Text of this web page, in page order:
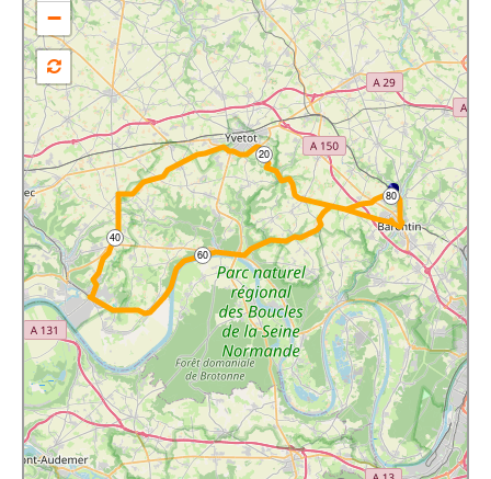
80
40
20
60
−